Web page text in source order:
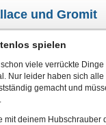
und Gromit
spielen
viele verrückte Dinge
Nur leider haben sich alle
gemacht und
mit deinem Hubschrauber